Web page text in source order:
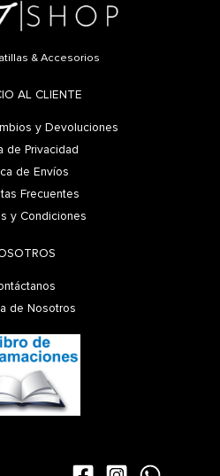
& Accesorios
AL CLIENTE
y Devoluciones
de Privacidad
de Envíos
Frecuentes
y Condiciones
de Nosotros